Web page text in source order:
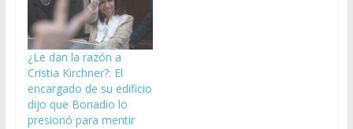
¿Le dan la razón a
Cristia Kirchner?: El
encargado de su edificio
dijo que Bonadio lo
presionó para mentir